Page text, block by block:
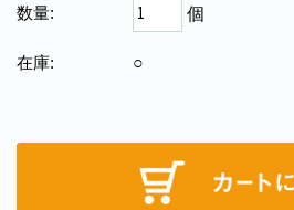
数量: 個
在庫: ○